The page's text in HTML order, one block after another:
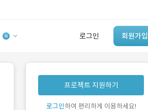
로그인 회원가입
유사사례 검색 AI
‘이런 거’ 만들어본
개발 회사 있어?
프로젝트 지원하기
로그인하여 편리하게 이용하세요!